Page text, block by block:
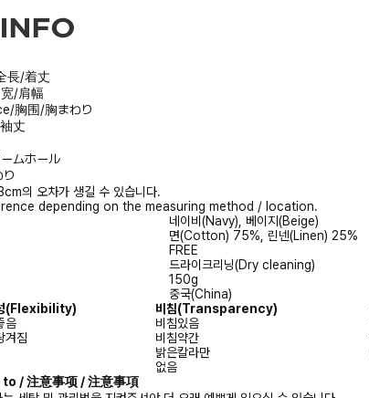
長/着丈
/肩幅
胸围/胸まわり
丈
ムホール
의 오차가 생길 수 있습니다.
depending on the measuring method / location.
네이비(Navy), 베이지(Beige)
면(Cotton) 75%, 린넨(Linen) 25%
FREE
드라이크리닝(Dry cleaning)
150g
중국(China)
(Flexibility) 비침(Transparency)
음 비침있음
겨짐 비침약간
밝은칼라만
없음
to / 注意事项 / 注意事項